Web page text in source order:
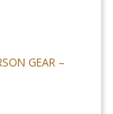
GEAR –